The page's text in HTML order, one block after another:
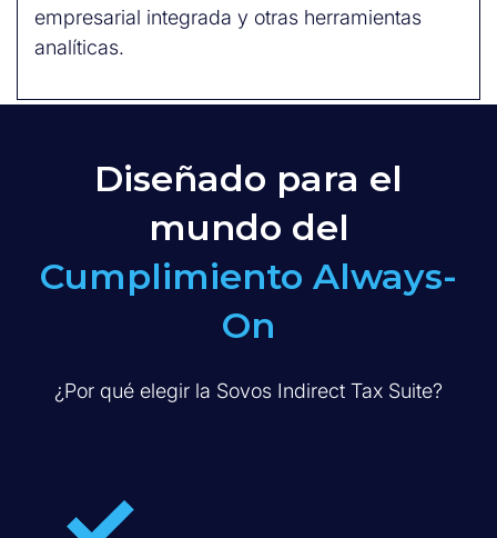
empresarial integrada y otras herramientas
analíticas.
Diseñado para el
mundo del
Cumplimiento Always-
On
¿Por qué elegir la Sovos Indirect Tax Suite?